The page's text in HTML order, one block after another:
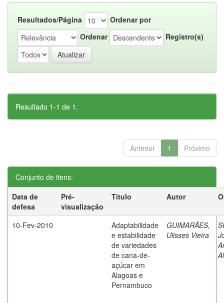
Resultados/Página
Ordenar por
Ordenar
Registro(s)
Resultado 1-1 de 1.
Anterior 1 Próximo
Conjunto de itens:
Data de
defesa
Pré-
visualização
Título Autor
10-Fev-2010
Adaptabilidade
e estabilidade
de variedades
de cana-de-
açúcar em
Alagoas e
Pernambuco
GUIMARÃES,
Ulisses Vieira